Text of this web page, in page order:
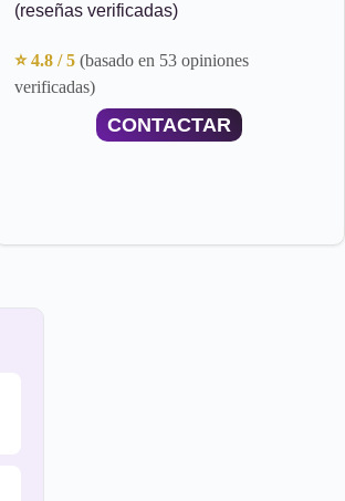
(reseñas verificadas)
⭐ 4.8 / 5 (basado en 53 opiniones
verificadas)
CONTACTAR